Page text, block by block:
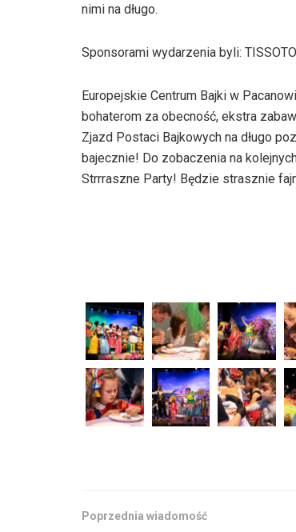
nimi na długo.
Sponsorami wydarzenia byli:
Europejskie Centrum Bajki w
bohaterom za obecność, ekstra
Zjazd Postaci Bajkowych na długo
bajecznie! Do zobaczenia na
Strrraszne Party! Będzie strasznie
Poprzednia wiadomość